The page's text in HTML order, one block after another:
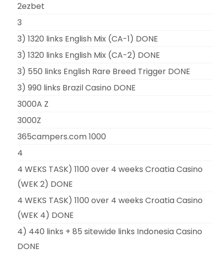
2ezbet
3
3) 1320 links English Mix (CA-1) DONE
3) 1320 links English Mix (CA-2) DONE
3) 550 links English Rare Breed Trigger DONE
3) 990 links Brazil Casino DONE
3000A Z
3000Z
365campers.com 1000
4
4 WEKS TASK) 1100 over 4 weeks Croatia Casino
(WEK 2) DONE
4 WEKS TASK) 1100 over 4 weeks Croatia Casino
(WEK 4) DONE
4) 440 links + 85 sitewide links Indonesia Casino
DONE